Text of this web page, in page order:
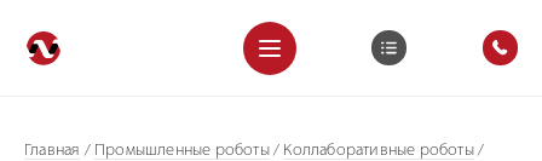
Главная / Промышленные роботы/ Коллаборативные роботы/